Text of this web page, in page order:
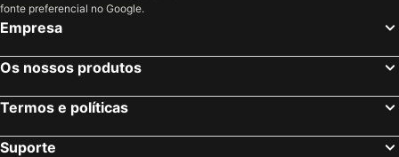
Monumento a Salvador Allende
Nacional de Historia Natural
Estación Central de Santiago
Cacheuta
Paseo Bellamar
Portal la Dehesa
San Carlos de Apoquindo
fonte preferencial no Google.
Empresa
Os nossos produtos
Termos e políticas
Suporte